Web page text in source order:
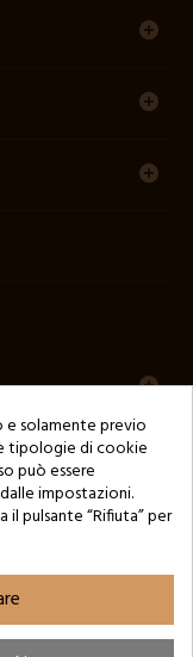
13466181008
delle Imprese di
- TestSide
solamente previo
tipologie di cookie
può essere
impostazioni.
il pulsante “Rifiuta” per